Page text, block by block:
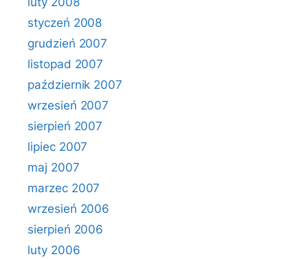
styczeń 2008
grudzień 2007
listopad 2007
październik 2007
wrzesień 2007
sierpień 2007
lipiec 2007
maj 2007
marzec 2007
wrzesień 2006
sierpień 2006
luty 2006